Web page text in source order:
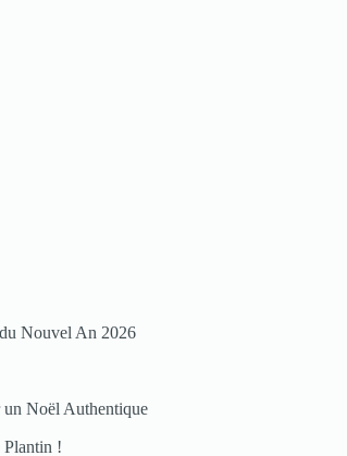
Nouvel An 2026
un Noël Authentique
Plantin !